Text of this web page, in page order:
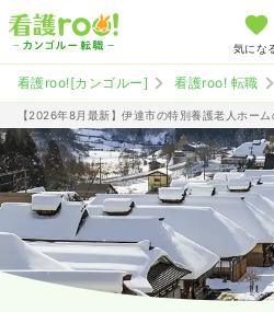
気にな
看護roo![カンゴルー] 看護roo! 転職
【2026年8月最新】伊達市の特別養護老人ホー